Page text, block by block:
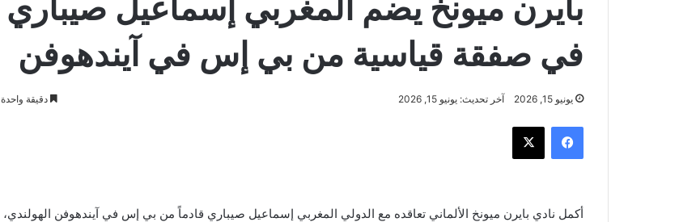
بايرن ميونخ يضم المغربي إسماعيل صيباري
في صفقة قياسية من بي إس في آيندهوفن
يونيو 15, 2026 آخر تحديث: يونيو 15, 2026 دقيقة واحدة
فيسبوك ‫X
أكمل نادي بايرن ميونخ الألماني تعاقده مع الدولي المغربي إسماعيل صيباري قادماً من بي إس في آيندهوفن الهولندي،